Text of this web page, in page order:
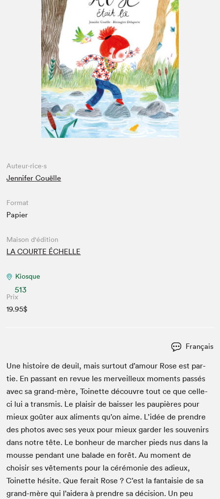
Espace enseignant·e·s
Espace pro
Auteur·rice·s
Jennifer Couëlle
Format
Papier
Maison d'édition
LA COURTE ÉCHELLE
Kiosque
513
Prix
19.95$
Français
Une his­toire de deuil, mais surtout d’amour Rose est par­
tie. En pas­sant en revue les mer­veilleux moments passés
avec sa grand-mère, Toinette décou­vre tout ce que celle-
ci lui a trans­mis. Le plaisir de baiss­er les paupières pour
mieux goûter aux ali­ments qu’on aime. L’idée de pren­dre
des pho­tos avec ses yeux pour mieux garder les sou­venirs
dans notre tête. Le bon­heur de marcher pieds nus dans la
mousse pen­dant une balade en forêt. Au moment de
choisir ses vête­ments pour la céré­monie des adieux,
Toinette hésite. Que ferait Rose ? C’est la fan­taisie de sa
grand-mère qui l’aidera à pren­dre sa déci­sion. Un peu